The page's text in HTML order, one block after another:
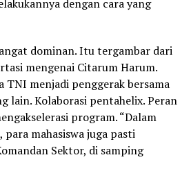
dengan cara yang
dominan. Itu tergambar dari
mengenai Citarum Harum.
TNI menjadi penggerak bersama
lain. Kolaborasi pentahelix. Peran
program. “Dalam
mahasiswa juga pasti
Sektor, di samping